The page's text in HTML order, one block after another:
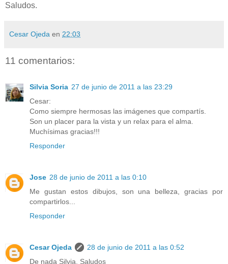
Saludos.
Cesar Ojeda en 22:03
11 comentarios:
Silvia Soria 27 de junio de 2011 a las 23:29
Cesar:
Como siempre hermosas las imágenes que compartís.
Son un placer para la vista y un relax para el alma.
Muchísimas gracias!!!
Responder
Jose 28 de junio de 2011 a las 0:10
Me gustan estos dibujos, son una belleza, gracias por
compartirlos...
Responder
Cesar Ojeda
28 de junio de 2011 a las 0:52
De nada Silvia. Saludos